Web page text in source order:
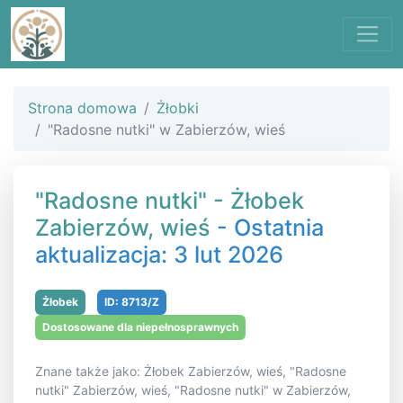
Strona domowa
Żłobki
"Radosne nutki" w Zabierzów, wieś
"Radosne nutki" - Żłobek
Zabierzów, wieś - Ostatnia
aktualizacja: 3 lut 2026
Żłobek
ID: 8713/Z
Dostosowane dla niepełnosprawnych
Znane także jako: Żłobek Zabierzów, wieś, "Radosne
nutki" Zabierzów, wieś, "Radosne nutki" w Zabierzów,